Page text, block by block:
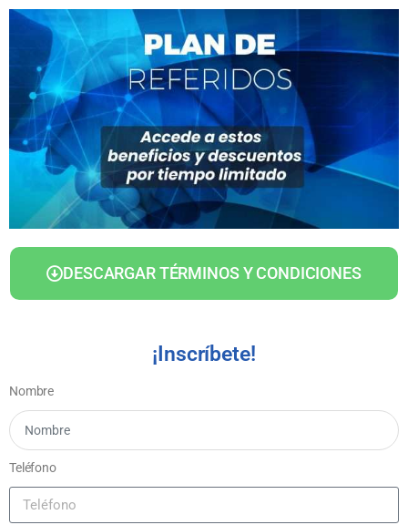
DESCARGAR TÉRMINOS Y CONDICIONES
¡Inscríbete!
Nombre
Teléfono